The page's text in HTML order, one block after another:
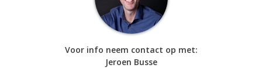
Voor info neem contact op met:
Jeroen Busse